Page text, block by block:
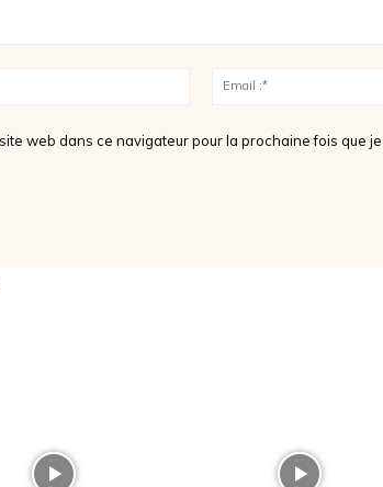
web dans ce navigateur pour la prochaine fois que